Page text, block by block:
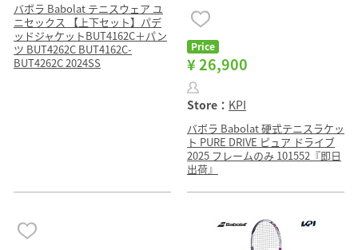
バボラ Babolat テニスウェア ユ
ニセックス 【上下セット】パデ
ッドジャケットBUT4162C＋パン
ツ BUT4262C BUT4162C-
BUT4262C 2024SS
Price
¥ 26,900
Store： KPI
バボラ Babolat 硬式テニスラケッ
ト PURE DRIVE ピュア ドライブ
2025 フレームのみ 101552『即日
出荷』